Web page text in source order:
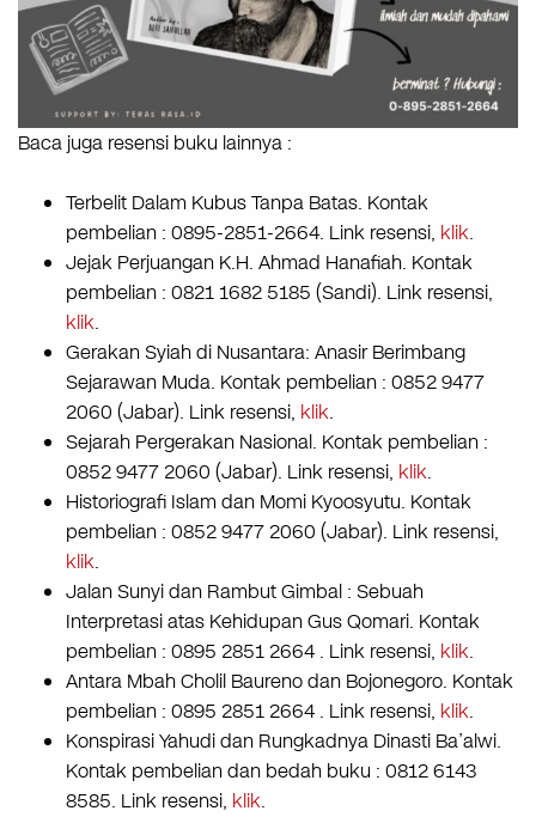
Baca juga resensi buku lainnya :
Terbelit Dalam Kubus Tanpa Batas. Kontak
pembelian : 0895-2851-2664. Link resensi, klik.
Jejak Perjuangan K.H. Ahmad Hanafiah. Kontak
pembelian : 0821 1682 5185 (Sandi). Link resensi,
klik.
Gerakan Syiah di Nusantara: Anasir Berimbang
Sejarawan Muda. Kontak pembelian : 0852 9477
2060 (Jabar). Link resensi, klik.
Sejarah Pergerakan Nasional. Kontak pembelian :
0852 9477 2060 (Jabar). Link resensi, klik.
Historiografi Islam dan Momi Kyoosyutu. Kontak
pembelian : 0852 9477 2060 (Jabar). Link resensi,
klik.
Jalan Sunyi dan Rambut Gimbal : Sebuah
Interpretasi atas Kehidupan Gus Qomari. Kontak
pembelian : 0895 2851 2664 . Link resensi, klik.
Antara Mbah Cholil Baureno dan Bojonegoro. Kontak
pembelian : 0895 2851 2664 . Link resensi, klik.
Konspirasi Yahudi dan Rungkadnya Dinasti Ba’alwi.
Kontak pembelian dan bedah buku : 0812 6143
8585. Link resensi, klik.